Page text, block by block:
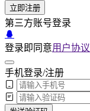
立即注册
第三方账号登录
登录即同意用户协议
手机登录/注册